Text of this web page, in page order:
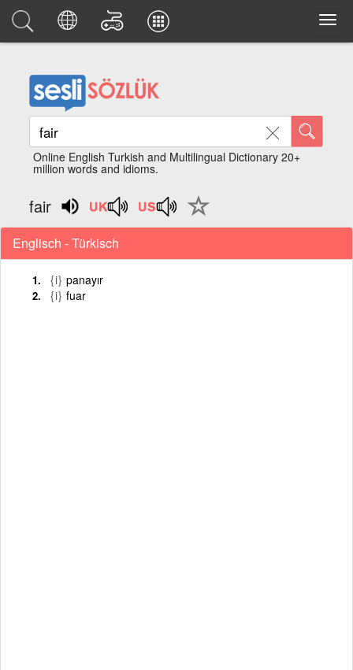
Online English Turkish and Multilingual Dictionary 20+
million words and idioms.
fair
Englisch - Türkisch
{i} panayır
{i} fuar